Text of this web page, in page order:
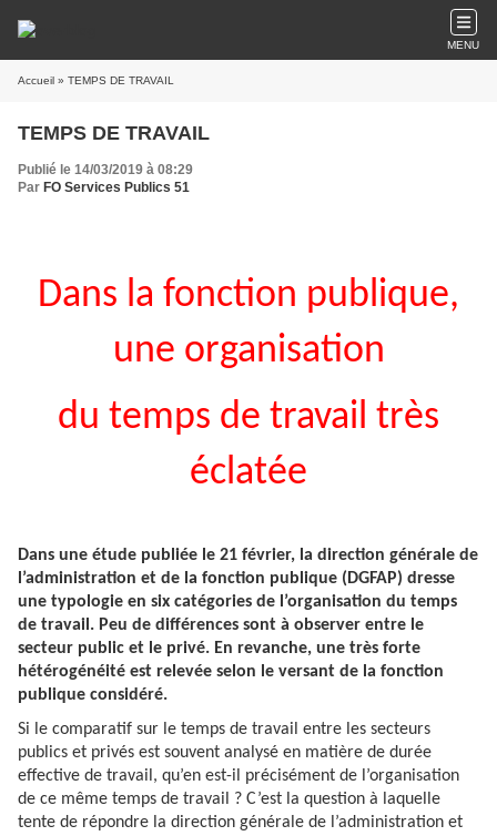
MENU
Accueil » TEMPS DE TRAVAIL
TEMPS DE TRAVAIL
Publié le 14/03/2019 à 08:29
Par FO Services Publics 51
Dans la fonction publique,
une organisation
du temps de travail très
éclatée
Dans une étude publiée le 21 février, la direction générale de
l’administration et de la fonction publique (DGFAP) dresse
une typologie en six catégories de l’organisation du temps
de travail. Peu de différences sont à observer entre le
secteur public et le privé. En revanche, une très forte
hétérogénéité est relevée selon le versant de la fonction
publique considéré.
Si le comparatif sur le temps de travail entre les secteurs
publics et privés est souvent analysé en matière de durée
effective de travail, qu’en est-il précisément de l’organisation
de ce même temps de travail ? C’est la question à laquelle
tente de répondre la direction générale de l’administration et